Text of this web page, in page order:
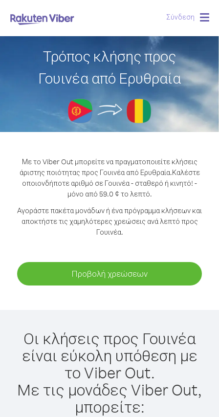
Σύνδεση
Τρόπος κλήσης προς
Γουινέα από Ερυθραία
Με το Viber Out μπορείτε να πραγματοποιείτε κλήσεις
άριστης ποιότητας προς Γουινέα από Ερυθραία.Καλέστε
οποιονδήποτε αριθμό σε Γουινέα - σταθερό ή κινητό! -
μόνο από 59.0 ¢ το λεπτό.
Αγοράστε πακέτα μονάδων ή ένα πρόγραμμα κλήσεων και
αποκτήστε τις χαμηλότερες χρεώσεις ανά λεπτό προς
Γουινέα.
Προβολή χρεώσεων
Οι κλήσεις προς Γουινέα
είναι εύκολη υπόθεση με
το Viber Out.
Με τις μονάδες Viber Out,
μπορείτε: